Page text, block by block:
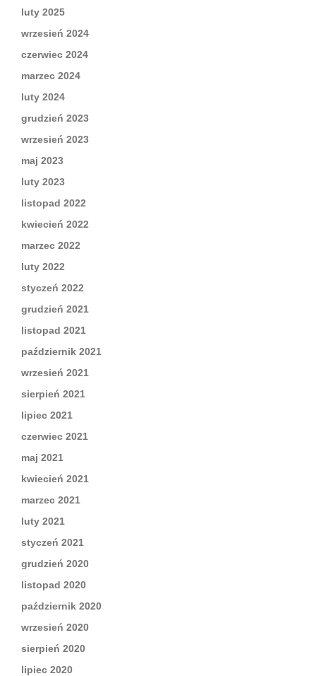
luty 2025
wrzesień 2024
czerwiec 2024
marzec 2024
luty 2024
grudzień 2023
wrzesień 2023
maj 2023
luty 2023
listopad 2022
kwiecień 2022
marzec 2022
luty 2022
styczeń 2022
grudzień 2021
listopad 2021
październik 2021
wrzesień 2021
sierpień 2021
lipiec 2021
czerwiec 2021
maj 2021
kwiecień 2021
marzec 2021
luty 2021
styczeń 2021
grudzień 2020
listopad 2020
październik 2020
wrzesień 2020
sierpień 2020
lipiec 2020